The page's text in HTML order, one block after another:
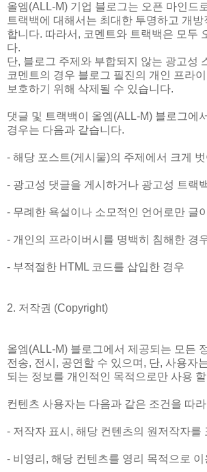
올엠(ALL-M) 기업 블로그는 오픈 마인드
트랙백에 대해서는 최대한 투명하고 개
합니다. 따라서, 코멘트와 트랙백은 모두
다.
단, 블로그 주제와 부합되지 않는 광고성
코멘트의 경우 블로그 필진의 개인 프라
보호하기 위해 삭제될 수 있습니다.
댓글 및 트랙백이 올엠(ALL-M) 블로그에
경우는 다음과 같습니다.
- 해당 포스트(게시물)의 주제에서 크게
- 광고성 댓글을 게시하거나 광고성 트랙
- 무례한 욕설이나 소모적인 언어로만 글
- 개인의 프라이버시를 명백히 침해한 경
- 부적절한 HTML 코드를 삽입한 경우
2. 저작권 (Copyright)
올엠(ALL-M) 블로그에서 제공되는 모든
전송, 전시, 공연할 수 있으며, 단, 사용자
되는 정보를 개인적인 목적으로만 사용
컨텐츠 사용자는 다음과 같은 조건을 따
- 저작자 표시, 해당 컨텐츠의 원저작자를
- 비영리, 해당 컨텐츠를 영리 목적으로